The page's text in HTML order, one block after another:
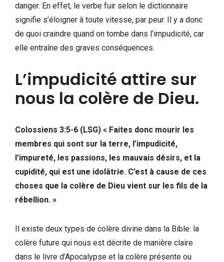
danger. En effet, le verbe fuir selon le dictionnaire
signifie s’éloigner à toute vitesse, par peur. Il y a donc
de quoi craindre quand on tombe dans l’impudicité, car
elle entraîne des graves conséquences.
L’impudicité attire sur
nous la colère de Dieu.
Colossiens 3:5-6 (LSG) « Faites donc mourir les
membres qui sont sur la terre, l’impudicité,
l’impureté, les passions, les mauvais désirs, et la
cupidité, qui est une idolâtrie. C’est à cause de ces
choses que la colère de Dieu vient sur les fils de la
rébellion. »
Il existe deux types de colère divine dans la Bible: la
colère future qui nous est décrite de manière claire
dans le livre d’Apocalypse et la colère présente ou